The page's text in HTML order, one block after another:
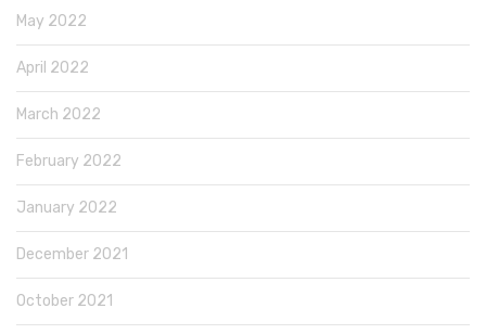
May 2022
April 2022
March 2022
February 2022
January 2022
December 2021
October 2021